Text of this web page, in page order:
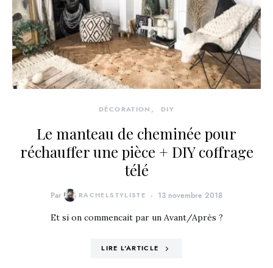
DÉCORATION DIY
Le manteau de cheminée pour
réchauffer une pièce + DIY coffrage
télé
Par RACHELSTYLISTE 13 novembre 2018
Et si on commencait par un Avant/Après ?
LIRE L'ARTICLE